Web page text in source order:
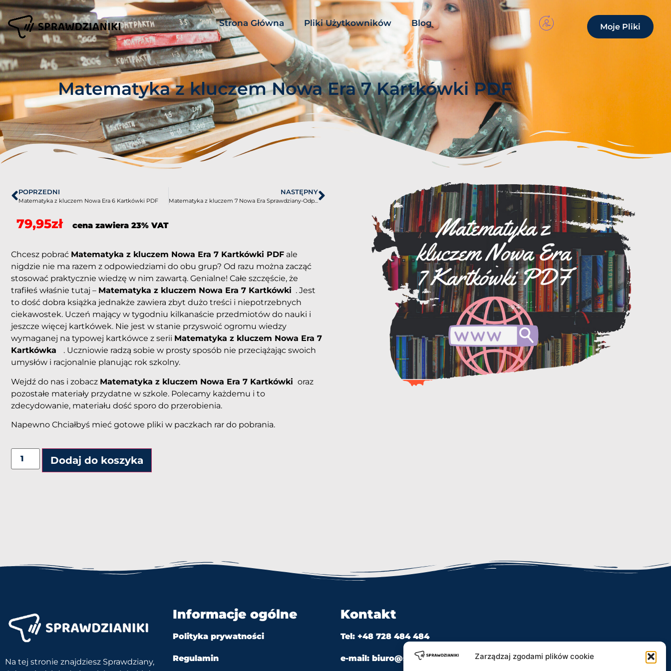
Zarządzaj zgodami plików cookie
Strona Główna Pliki Użytkowników Blog Moje Pliki
Matematyka z kluczem Nowa Era 7 Kartkówki PDF
POPRZEDNI
Matematyka z kluczem Nowa Era 6 Kartkówki PDF
NASTĘPNY
Matematyka z kluczem 7 Nowa Era Sprawdziany-Odpowiedzi PDF
79,95zł cena zawiera 23% VAT
Chcesz pobrać Matematyka z kluczem Nowa Era 7 Kartkówki PDF ale
nigdzie nie ma razem z odpowiedziami do obu grup? Od razu można zacząć
stosować praktycznie wiedzę w nim zawartą. Genialne! Całe szczęście, że
trafiłeś właśnie tutaj – Matematyka z kluczem Nowa Era 7 Kartkówki . Jest
to dość dobra książka jednakże zawiera zbyt dużo treści i niepotrzebnych
ciekawostek. Uczeń mający w tygodniu kilkanaście przedmiotów do nauki i
jeszcze więcej kartkówek. Nie jest w stanie przyswoić ogromu wiedzy
wymaganej na typowej kartkówce z serii Matematyka z kluczem Nowa Era 7
Kartkówka
. Uczniowie radzą sobie w prosty sposób nie przeciążając swoich
umysłów i racjonalnie planując rok szkolny.
Wejdź do nas i zobacz Matematyka z kluczem Nowa Era 7 Kartkówki oraz
pozostałe materiały przydatne w szkole. Polecamy każdemu i to
zdecydowanie, materiału dość sporo do przerobienia.
Napewno Chciałbyś mieć gotowe pliki w paczkach rar do pobrania.
Dodaj do koszyka
Na tej stronie znajdziesz Sprawdziany,
Informacje ogólne
Polityka prywatności
Regulamin
Kontakt
Tel: +48 728 484 484
e-mail: biuro@sprawdzianiki.pl